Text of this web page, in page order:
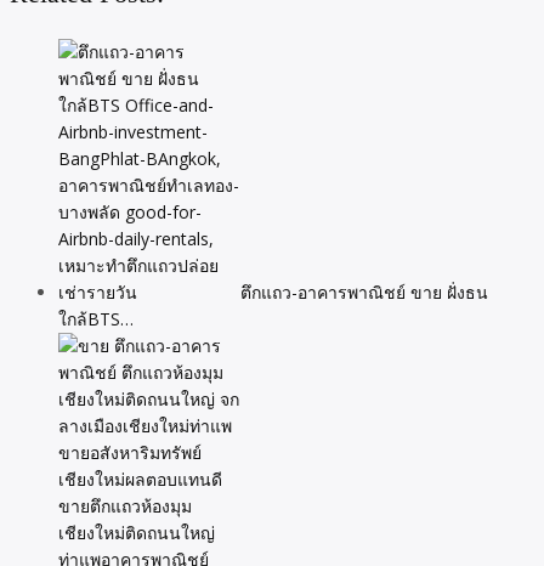
ตึกแถว-อาคารพาณิชย์ ขาย ฝั่งธน
ใกล้BTS…